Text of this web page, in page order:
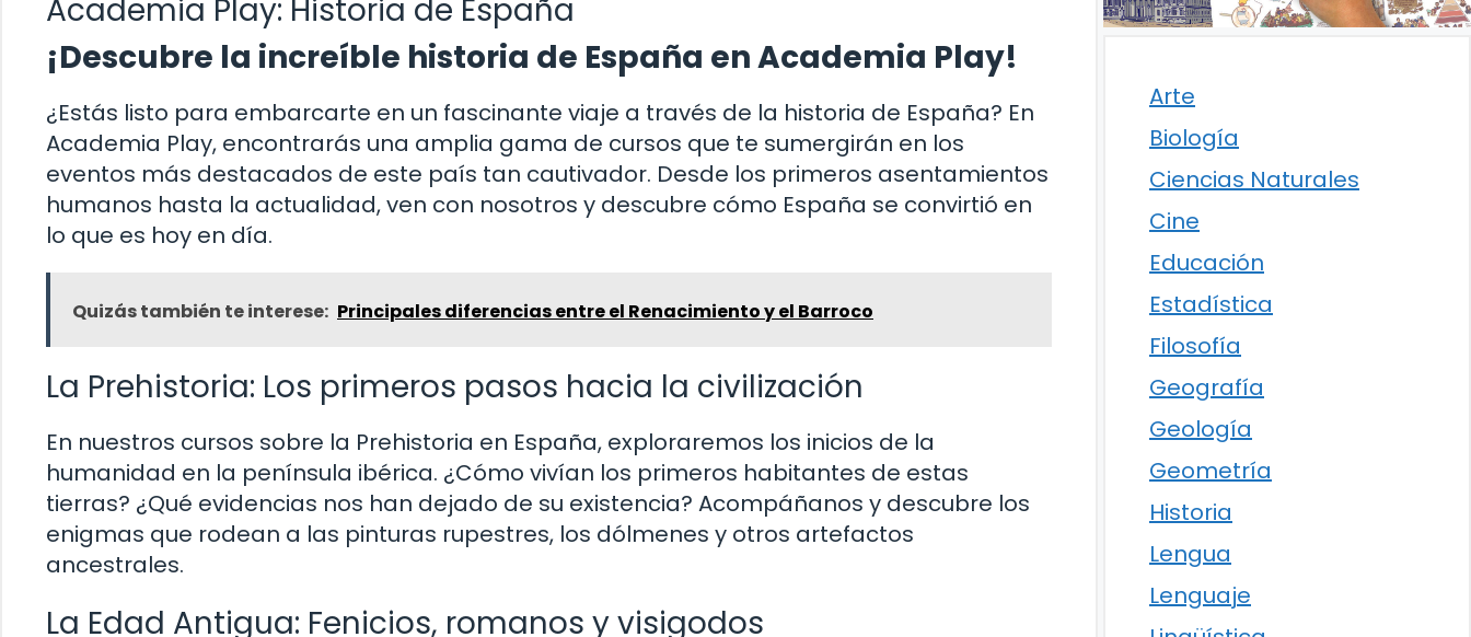
Academia Play: Historia de España
¡Descubre la increíble historia de España en Academia Play!
¿Estás listo para embarcarte en un fascinante viaje a través de la historia de España? En
Academia Play, encontrarás una amplia gama de cursos que te sumergirán en los
eventos más destacados de este país tan cautivador. Desde los primeros asentamientos
humanos hasta la actualidad, ven con nosotros y descubre cómo España se convirtió en
lo que es hoy en día.
Quizás también te interese: Principales diferencias entre el Renacimiento y el Barroco
La Prehistoria: Los primeros pasos hacia la civilización
En nuestros cursos sobre la Prehistoria en España, exploraremos los inicios de la
humanidad en la península ibérica. ¿Cómo vivían los primeros habitantes de estas
tierras? ¿Qué evidencias nos han dejado de su existencia? Acompáñanos y descubre los
enigmas que rodean a las pinturas rupestres, los dólmenes y otros artefactos
ancestrales.
La Edad Antigua: Fenicios, romanos y visigodos
Arte
Biología
Ciencias Naturales
Cine
Educación
Estadística
Filosofía
Geografía
Geología
Geometría
Historia
Lengua
Lenguaje